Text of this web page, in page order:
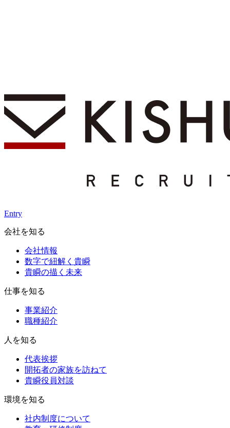
Entry
会社を知る
会社情報
数字で紐解く貴瞬
貴瞬の描く未来
仕事を知る
事業紹介
職種紹介
人を知る
代表挨拶
開拓者の家族を訪ねて
貴瞬役員対談
環境を知る
社内制度について